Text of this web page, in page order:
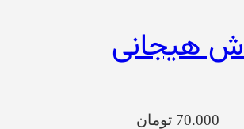
هیجانی
70.000 تومان